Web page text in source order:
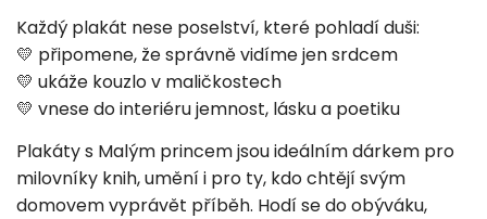
Každý plakát nese poselství, které pohladí duši:
💛 připomene, že správně vidíme jen srdcem
💛 ukáže kouzlo v maličkostech
💛 vnese do interiéru jemnost, lásku a poetiku
Plakáty s Malým princem jsou ideálním dárkem pro
milovníky knih, umění i pro ty, kdo chtějí svým
domovem vyprávět příběh. Hodí se do obýváku,